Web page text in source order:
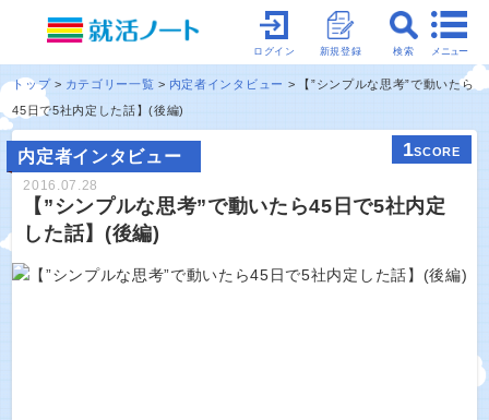
メニュー
検索
新規登録
ログイン
トップ カテゴリー一覧 内定者インタビュー
【”シンプルな思考”で動いたら
45日で5社内定した話】(後編)
内定者インタビュー 1SCORE
2016.07.28
【”シンプルな思考”で動いたら45日で5社内定
した話】(後編)